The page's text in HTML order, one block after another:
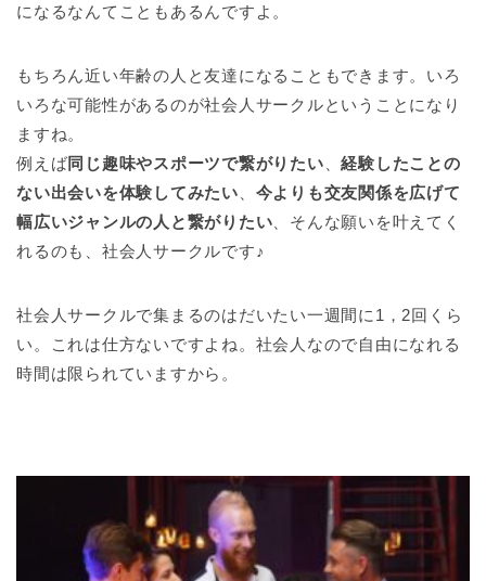
になるなんてこともあるんですよ。
もちろん近い年齢の人と友達になることもできます。いろ
いろな可能性があるのが社会人サークルということになり
ますね。
例えば同じ趣味やスポーツで繋がりたい 、経験したことの
ない出会いを体験してみたい
今よりも交友関係を広げて
幅広いジャンルの人と繋がりたい 、そんな願いを叶えてく
れるのも、社会人サークルです♪
社会人サークルで集まるのはだいたい一週間に1，2回くら
い。これは仕方ないですよね。社会人なので自由になれる
時間は限られていますから。